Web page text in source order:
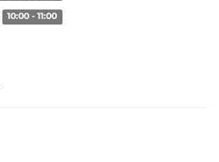
10:00 - 11:00